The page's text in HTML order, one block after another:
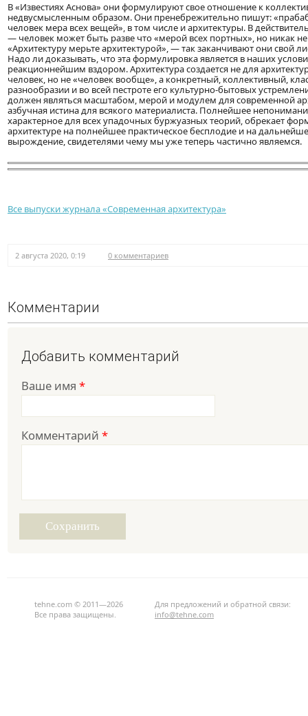
В «Известиях Аснова» они формулируют свое отношение к
недвусмысленным образом. Они пренебрежительно пишут:
человек мера всех вещей», в том числе и архитектуры. В
— человек может быть разве что «мерой всех портных», но никак
«Архитектуру мерьте архитектурой», — так заканчивают они свой
Надо ли доказывать, что эта формулировка является в наших
реакционнейшим вздором. Архитектура создается не для
человек, но не «человек вообще», а конкретный, коллективный,
разнообразии и во всей пестроте его культурно-бытовых
должен являться масштабом, мерой и модулем для современной
азбучная истина для всякого материалиста. Полнейшее
характерное для всех упадочных буржуазных теорий, обрекает
архитектуре на полнейшее практическое бесплодие и на
вырождение, свидетелями чему мы уже теперь частично являемся.
Все выпуски журнала «Современная архитектура»
2 августа 2020, 0:19 0 комментариев
Комментарии
Добавить комментарий
Ваше имя *
Комментарий *
tehne.com © 2011—2026
Все права защищены.
Для предложений и обратной связи:
info@tehne.com